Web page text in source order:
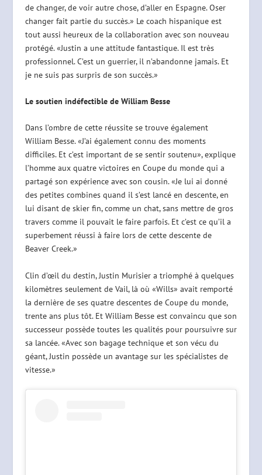
de changer, de voir autre chose, d’aller en Espagne. Oser
changer fait partie du succès.» Le coach hispanique est
tout aussi heureux de la collaboration avec son nouveau
protégé. «Justin a une attitude fantastique. Il est très
professionnel. C’est un guerrier, il n’abandonne jamais. Et
je ne suis pas surpris de son succès.»
Le soutien indéfectible de William Besse
Dans l’ombre de cette réussite se trouve également
William Besse. «J’ai également connu des moments
difficiles. Et c’est important de se sentir soutenu», explique
l’homme aux quatre victoires en Coupe du monde qui a
partagé son expérience avec son cousin. «Je lui ai donné
des petites combines quand il s’est lancé en descente, en
lui disant de skier fin, comme un chat, sans mettre de gros
travers comme il pouvait le faire parfois. Et c’est ce qu’il a
superbement réussi à faire lors de cette descente de
Beaver Creek.»
Clin d’œil du destin, Justin Murisier a triomphé à quelques
kilomètres seulement de Vail, là où «Wills» avait remporté
la dernière de ses quatre descentes de Coupe du monde,
trente ans plus tôt. Et William Besse est convaincu que son
successeur possède toutes les qualités pour poursuivre sur
sa lancée. «Avec son bagage technique et son vécu du
géant, Justin possède un avantage sur les spécialistes de
vitesse.»